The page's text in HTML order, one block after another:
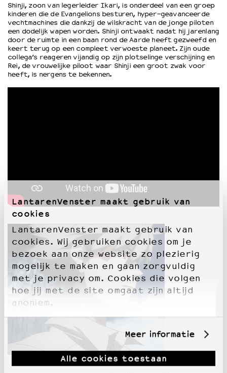
LantarenVenster maakt gebruik van
cookies
LantarenVenster maakt gebruik van
cookies. Wij gebruiken cookies om je
bezoek aan onze website zo plezierig
mogelijk te maken en gaan zorgvuldig
met je privacy om. Cookies die volgen
hoe jij met de site omgaat zijn altijd
anoniem.
Meer informatie
Alle cookies toestaan
Filmprogramma’s VO/MBO
Speciale educatieprogramma’s
OVER LANTARENVENSTER
Wat we doen
Werken bij
Duurzaamheid
Culturele boycot Israël
Ruimte voor artistieke vrijheid – VNPF
Shinji, zoon van legerleider Ikari, is onderdeel van een groep
kinderen die de Evangelions besturen, hyper-geavanceerde
vechtmachines die dankzij de wilskracht van de jonge piloten
een dodelijk wapen worden. Shinji ontwaakt nadat hij jarenlang
door de ruimte in een baan rond de Aarde heeft gezweefd en
keert terug op een compleet verwoeste planeet. Zijn oude
collega’s reageren vijandig op zijn plotselinge verschijning en
Rei, de vrouwelijke piloot waar Shinji een groot zwak voor
heeft, is nergens te bekennen.